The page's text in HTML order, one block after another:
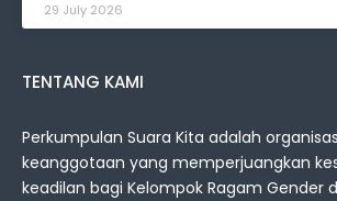
29 July 2026
TENTANG KAMI
Perkumpulan Suara Kita adalah
keanggotaan yang memperjuangkan
keadilan bagi Kelompok Ragam Gender